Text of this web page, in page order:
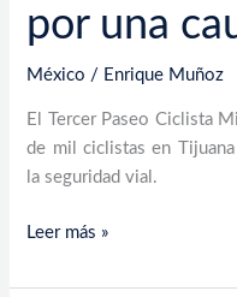
por una
México / Enrique Muñoz
El Tercer Paseo Ciclista
de mil ciclistas en
la seguridad vial.
Leer más »